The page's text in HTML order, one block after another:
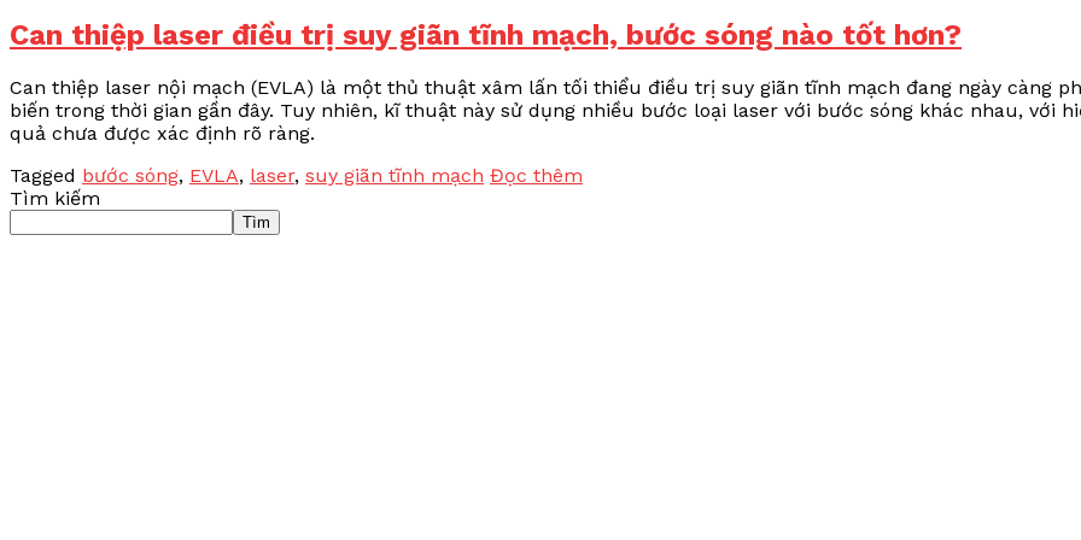
Can thiệp laser điều trị suy giãn tĩnh mạch, bước sóng nào tốt hơn?
Can thiệp laser nội mạch (EVLA) là một thủ thuật xâm lấn tối thiểu điều trị suy giãn tĩnh mạch đang ngày càng
biến trong thời gian gần đây. Tuy nhiên, kĩ thuật này sử dụng nhiều bước loại laser với bước sóng khác nhau, với
quả chưa được xác định rõ ràng.
Tagged bước sóng, EVLA, laser, suy giãn tĩnh mạch Đọc thêm
Tìm kiếm
Tìm